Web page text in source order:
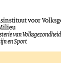
voor
van
en Sport